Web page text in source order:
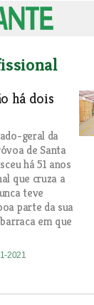
há dois
geral da
de Santa
há 51 anos
que cruza a
teve
parte da sua
em que
2021